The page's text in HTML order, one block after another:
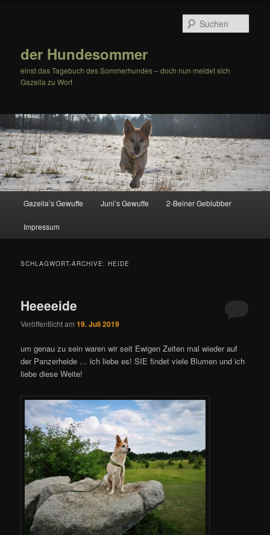
der Hundesommer
einst das Tagebuch des Sommerhundes – doch nun meldet sich
Gazella zu Wort
Gazella’s Gewuffe Juni’s Gewuffe 2-Beiner Geblubber
Impressum
SCHLAGWORT-ARCHIVE:HEIDE
Heeeeide
Veröffentlicht am19. Juli 2019
um genau zu sein waren wir seit Ewigen Zeiten mal wieder auf
der Panzerheide … ich liebe es! SIE findet viele Blumen und ich
liebe diese Weite!